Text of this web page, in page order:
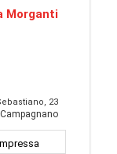
Morganti
23